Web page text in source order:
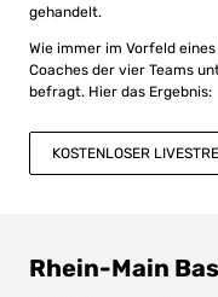
gehandelt.
Wie immer im Vorfeld
Coaches der vier Teams
befragt. Hier das Ergebnis:
KOSTENLOSER
Rhein-Main